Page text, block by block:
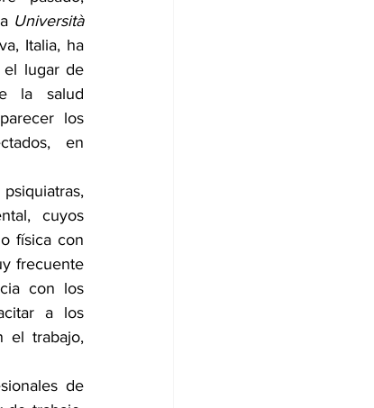
Università
Italia, ha
el lugar de
la salud
los
en
cuyos
física con
frecuente
con los
a los
el trabajo,
de